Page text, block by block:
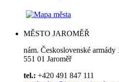
MĚSTO JAROMĚŘ
nám. Československé armády
551 01 Jaroměř
tel.: +420 491 847 111